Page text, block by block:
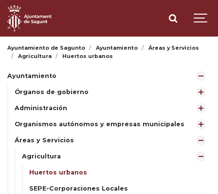
Ayuntamiento de Sagunto Ayuntamiento
Áreas y Servicios
Agricultura
Huertos urbanos
Ayuntamiento
Órganos de gobierno
Administración
Organismos autónomos y empresas municipales
Áreas y Servicios
Agricultura
Huertos urbanos
SEPE-Corporaciones Locales